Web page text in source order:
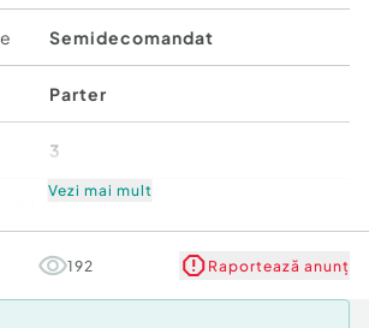
locuit, cât și pentru investiție
imediat.
vizionare, vă rugăm să
P165519
Semidecomandat
Parter
3
Bună
Vezi mai mult
192 Raportează anunț